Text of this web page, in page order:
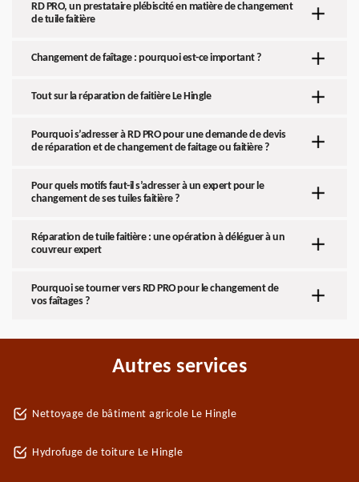
RD PRO, un prestataire plébiscité en matière de changement
de tuile faitière
Changement de faîtage : pourquoi est-ce important ?
Tout sur la réparation de faitière Le Hingle
Pourquoi s’adresser à RD PRO pour une demande de devis
de réparation et de changement de faitage ou faitière ?
Pour quels motifs faut-il s’adresser à un expert pour le
changement de ses tuiles faitière ?
Réparation de tuile faitière : une opération à déléguer à un
couvreur expert
Pourquoi se tourner vers RD PRO pour le changement de
vos faîtages ?
Autres services
Nettoyage de bâtiment agricole Le Hingle
Hydrofuge de toiture Le Hingle